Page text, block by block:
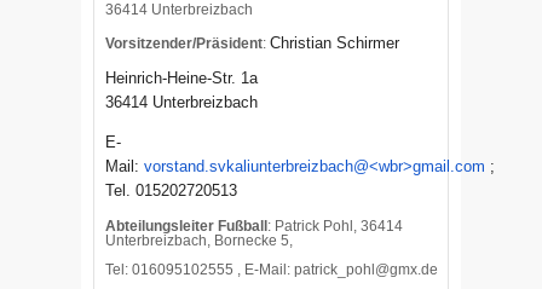
36414 Unterbreizbach
Vorsitzender/Präsident: Christian Schirmer
Heinrich-Heine-Str. 1a
36414 Unterbreizbach
E-
Mail: vorstand.svkaliunterbreizbach@<wbr>gmail.com ;
Tel. 015202720513
Abteilungsleiter Fußball : Patrick Pohl, 36414
Unterbreizbach, Bornecke 5,
Tel: 016095102555 , E-Mail: patrick_pohl@gmx.de